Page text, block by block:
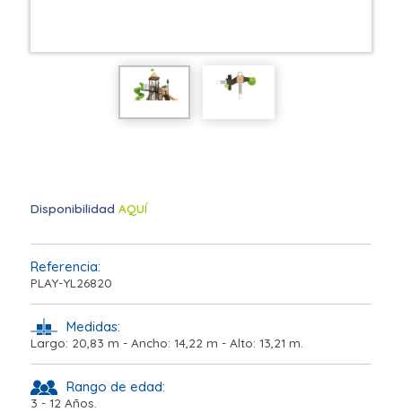
Disponibilidad AQUÍ
Referencia:
PLAY-YL26820
Medidas:
Largo: 20,83 m - Ancho: 14,22 m - Alto: 13,21 m.
Rango de edad:
3 - 12 Años.